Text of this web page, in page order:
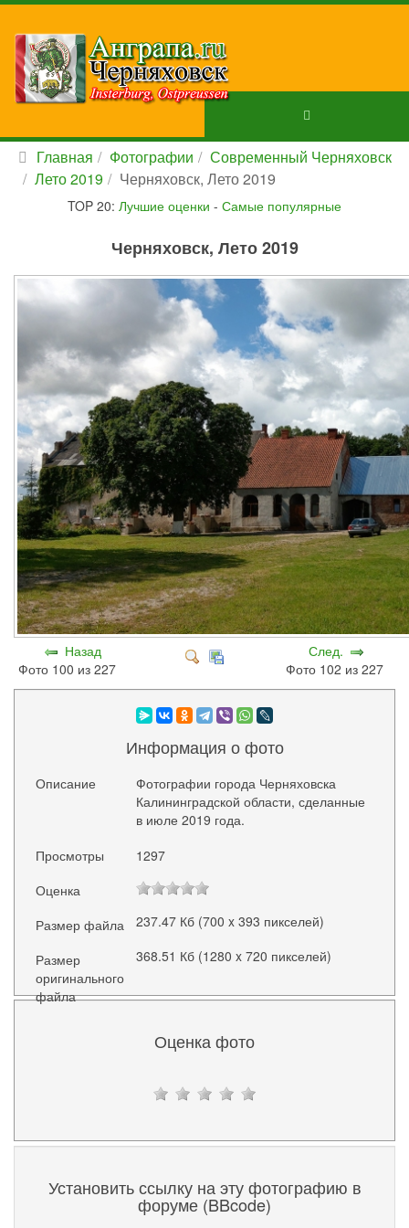
Главная Фотографии
Современный Черняховск
Лето 2019
Черняховск, Лето 2019
TOP 20: Лучшие оценки - Самые популярные
Черняховск, Лето 2019
Назад
Фото 100 из 227
След.
Фото 102 из 227
Информация о фото
Описание
Фотографии города Черняховска
Калининградской области, сделанные
в июле 2019 года.
Просмотры
1297
Оценка
Размер файла
237.47 Кб (700 x 393 пикселей)
Размер
оригинального
файла
368.51 Кб (1280 x 720 пикселей)
Оценка фото
Установить ссылку на эту фотографию в
форуме (BBcode)